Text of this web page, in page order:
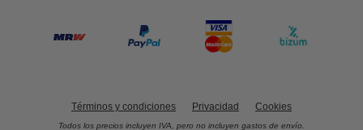
Términos y condiciones Privacidad Cookies
Todos los precios incluyen IVA, pero no incluyen gastos de envío.